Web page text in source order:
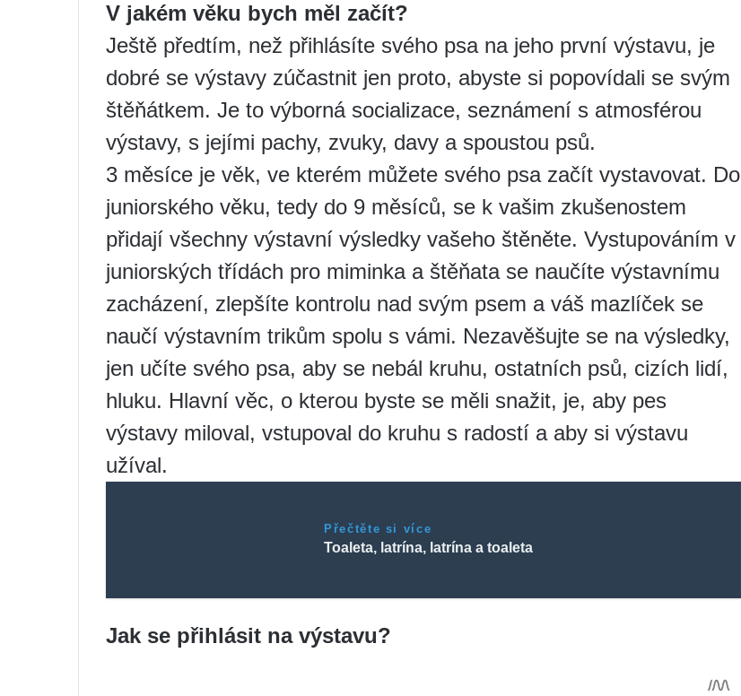
V jakém věku bych měl začít?
Ještě předtím, než přihlásíte svého psa na jeho první výstavu, je
dobré se výstavy zúčastnit jen proto, abyste si popovídali se svým
štěňátkem. Je to výborná socializace, seznámení s atmosférou
výstavy, s jejími pachy, zvuky, davy a spoustou psů.
3 měsíce je věk, ve kterém můžete svého psa začít vystavovat. Do
juniorského věku, tedy do 9 měsíců, se k vašim zkušenostem
přidají všechny výstavní výsledky vašeho štěněte. Vystupováním v
juniorských třídách pro miminka a štěňata se naučíte výstavnímu
zacházení, zlepšíte kontrolu nad svým psem a váš mazlíček se
naučí výstavním trikům spolu s vámi. Nezavěšujte se na výsledky,
jen učíte svého psa, aby se nebál kruhu, ostatních psů, cizích lidí,
hluku. Hlavní věc, o kterou byste se měli snažit, je, aby pes
výstavy miloval, vstupoval do kruhu s radostí a aby si výstavu
užíval.
Přečtěte si více
Toaleta, latrína, latrína a toaleta
Jak se přihlásit na výstavu?